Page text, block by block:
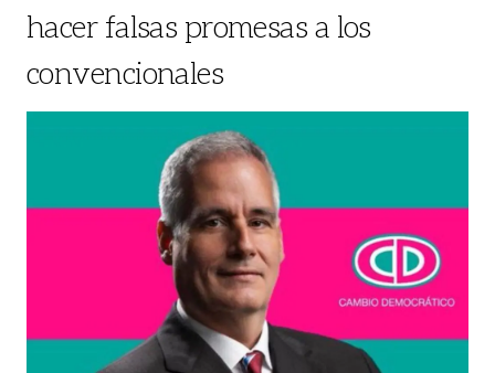
hacer falsas promesas a los
convencionales